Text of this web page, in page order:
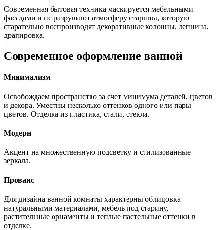
Современная бытовая техника маскируется мебельными
фасадами и не разрушают атмосферу старины, которую
старательно воспроизводят декоративные колонны, лепнина,
драпировка.
Современное оформление ванной
Минимализм
Освобождаем пространство за счет минимума деталей, цветов
и декора. Уместны несколько оттенков одного или пары
цветов. Отделка из пластика, стали, стекла.
Модерн
Акцент на множественную подсветку и стилизованные
зеркала.
Прованс
Для дизайна ванной комнаты характерны облицовка
натуральными материалами, мебель под старину,
растительные орнаменты и теплые пастельные оттенки в
отделке.